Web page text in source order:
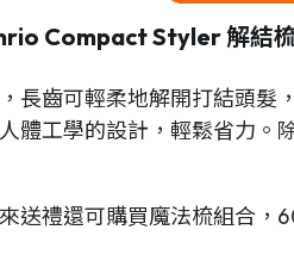
Compact Styler 解結
長齒可輕柔地解開打結頭髮
體工學的設計，輕鬆省力。
送禮還可購買魔法梳組合，